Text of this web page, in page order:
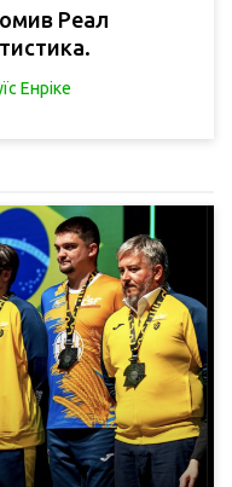
Реал
Енріке